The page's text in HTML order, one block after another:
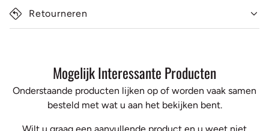
Mogelijk Interessante Producten
Onderstaande producten lijken op of worden vaak samen
besteld met wat u aan het bekijken bent.